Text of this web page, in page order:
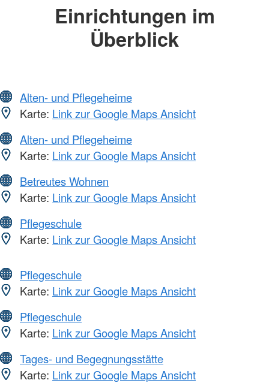
Einrichtungen im
Überblick
Alten- und Pflegeheime
Karte: Link zur Google Maps Ansicht
Alten- und Pflegeheime
Karte: Link zur Google Maps Ansicht
Betreutes Wohnen
Karte: Link zur Google Maps Ansicht
Pflegeschule
Karte: Link zur Google Maps Ansicht
Pflegeschule
Karte: Link zur Google Maps Ansicht
Pflegeschule
Karte: Link zur Google Maps Ansicht
Tages- und Begegnungsstätte
Karte: Link zur Google Maps Ansicht